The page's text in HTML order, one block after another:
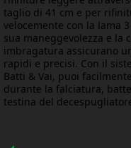
taglio di 41 cm e per
velocemente con la lama
sua maneggevolezza e la
imbragatura assicurano
rapidi e precisi. Con il
Batti & Vai, puoi
durante la falciatura,
testina del